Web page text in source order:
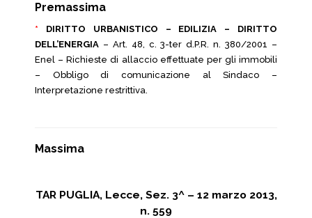
Premassima
* DIRITTO URBANISTICO – EDILIZIA – DIRITTO
DELL’ENERGIA – Art. 48, c. 3-ter d.P.R. n. 380/2001 –
Enel – Richieste di allaccio effettuate per gli immobili
– Obbligo di comunicazione al Sindaco –
Interpretazione restrittiva.
Massima
TAR PUGLIA, Lecce, Sez. 3^ – 12 marzo 2013,
n. 559